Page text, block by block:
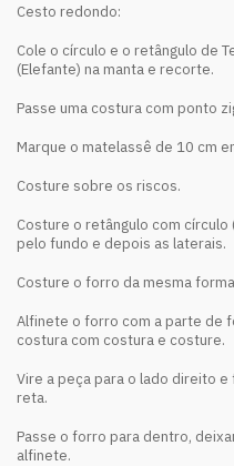
Cesto redondo:
Cole o círculo e o retângulo de
(Elefante) na manta e recorte.
Passe uma costura com ponto
Marque o matelassê de 10 cm
Costure sobre os riscos.
Costure o retângulo com
pelo fundo e depois as laterais.
Costure o forro da mesma
Alfinete o forro com a parte de
costura com costura e costure.
Vire a peça para o lado direito
reta.
Passe o forro para dentro,
alfinete.